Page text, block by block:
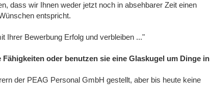
dass wir Ihnen weder jetzt noch in absehbarer Zeit einen
entspricht.
Ihrer Bewerbung Erfolg und verbleiben ..."
oder benutzen sie eine Glaskugel um Dinge in
der PEAG Personal GmbH gestellt, aber bis heute keine